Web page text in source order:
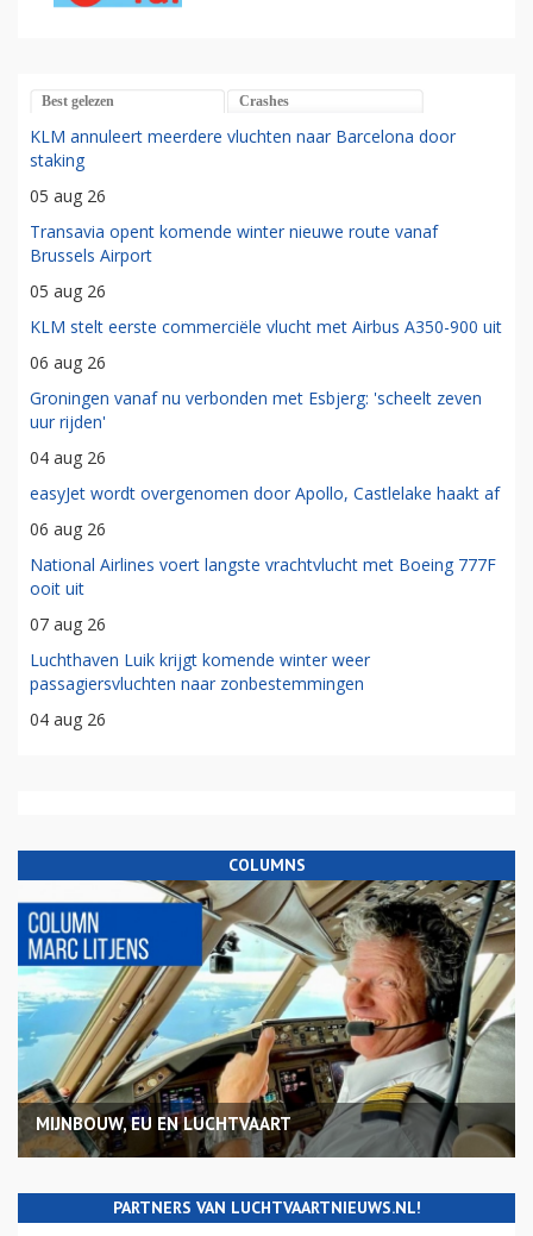
Best gelezen Crashes
KLM annuleert meerdere vluchten naar Barcelona door
staking
05 aug 26
Transavia opent komende winter nieuwe route vanaf
Brussels Airport
05 aug 26
KLM stelt eerste commerciële vlucht met Airbus A350-900 uit
06 aug 26
Groningen vanaf nu verbonden met Esbjerg: 'scheelt zeven
uur rijden'
04 aug 26
easyJet wordt overgenomen door Apollo, Castlelake haakt af
06 aug 26
National Airlines voert langste vrachtvlucht met Boeing 777F
ooit uit
07 aug 26
Luchthaven Luik krijgt komende winter weer
passagiersvluchten naar zonbestemmingen
04 aug 26
COLUMNS
MIJNBOUW, EU EN LUCHTVAART
PARTNERS VAN LUCHTVAARTNIEUWS.NL!